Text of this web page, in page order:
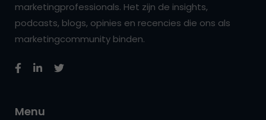
marketingprofessionals. Het zijn de insights,
podcasts, blogs, opinies en recencies die ons als
marketingcommunity binden.
Menu